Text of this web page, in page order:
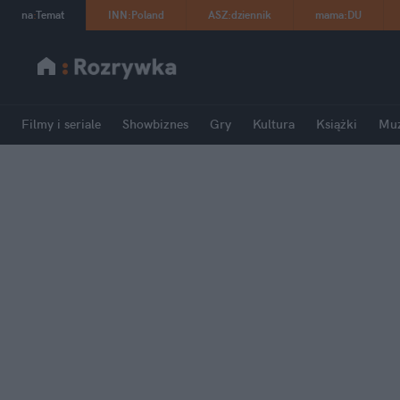
na:Temat INN:Poland ASZ:dziennik mama:DU
Filmy i seriale Showbiznes Gry Kultura Książki